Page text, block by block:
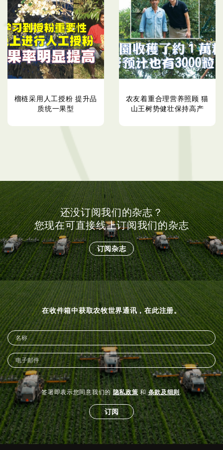
榴梿采用人工授粉 提升品
质统一果型
农友着重合理营养照顾 猫
山王树势健壮保持高产
还没订阅我们的杂志？
您现在可直接线上订阅我们的杂志
订阅杂志
在收件箱中获取农牧世界通讯，在此注册。
签署即表示您同意我们的隐私政策 和条款及细则 .
订阅